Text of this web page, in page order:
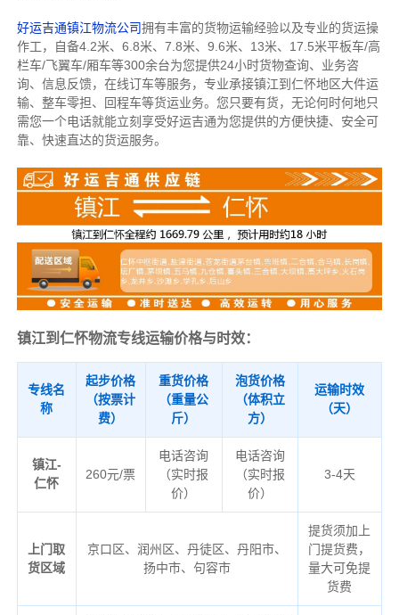
好运吉通镇江物流公司拥有丰富的货物运输经验以及专业的货运操
作工，自备4.2米、6.8米、7.8米、9.6米、13米、17.5米平板车/高
栏车/飞翼车/厢车等300余台为您提供24小时货物查询、业务咨
询、信息反馈，在线订车等服务， 专业承接镇江到仁怀地区大件运
输、整车零担、回程车等货运业务。 您只要有货，无论何时何地只
需您一个电话就能立刻享受好运吉通为您提供的方便快捷、安全可
靠、快速直达的货运服务。
镇江到仁怀物流专线运输价格与时效：
专线名
称
起步价格
（按票计
费）
重货价格
（重量公
斤）
泡货价格
（体积立
方）
运输时效
（天）
镇江-
仁怀
260元/票
电话咨询
（实时报
价）
电话咨询
（实时报
价）
3-4天
上门取
货区域
京口区、润州区、丹徒区、丹阳市、
扬中市、句容市
提货须加上
门提货费，
量大可免提
货费